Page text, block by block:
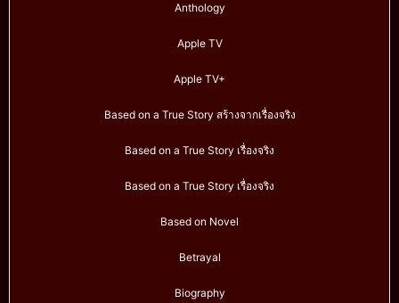
Anthology
Apple TV
Apple TV+
Based on a True Story สร้างจากเรื่องจริง
Based on a True Story เรื่องจริง
Based on a True Story เรื่องจริง
Based on Novel
Betrayal
Biography